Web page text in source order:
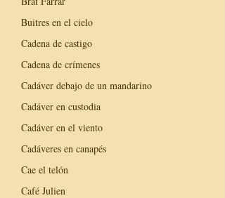
Buitres en el cielo
Cadena de castigo
Cadena de crímenes
Cadáver debajo de un mandarino
Cadáver en custodia
Cadáver en el viento
Cadáveres en canapés
Cae el telón
Café Julien